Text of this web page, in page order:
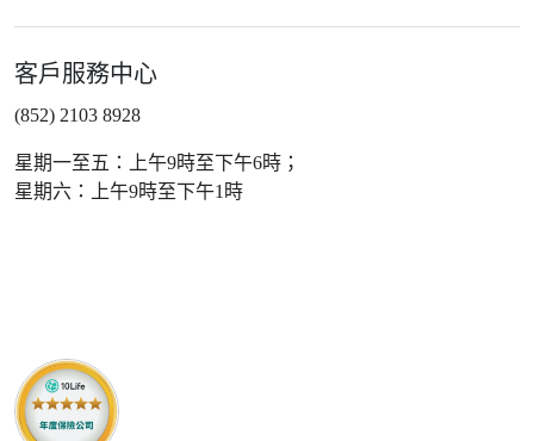
客戶服務中心
(852) 2103 8928
星期一至五：上午9時至下午6時；
星期六：上午9時至下午1時